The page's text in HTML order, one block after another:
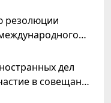
резолюции
дел
в совещании